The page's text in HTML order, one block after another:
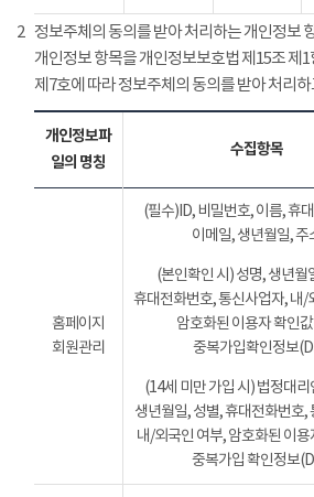
2 정보주체의 동의를 받아 처리하는 개인정보
개인정보 항목을 개인정보보호법 제15조 제1
제7호에 따라 정보주체의 동의를 받아 처리
개인정보파
일의 명칭
수집항목
홈페이지
회원관리
(필수)ID, 비밀번호, 이름, 휴
이메일, 생년월일, 주
(본인확인 시) 성명, 생년월
휴대전화번호, 통신사업자, 내/
암호화된 이용자 확인
중복가입확인정보
(14세 미만 가입 시) 법정대리
생년월일, 성별, 휴대전화번호,
내/외국인 여부, 암호화된 이용
중복가입 확인정보